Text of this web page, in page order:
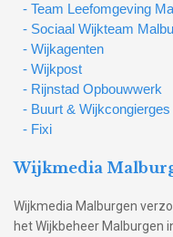
- Team Leefomgeving
- Sociaal Wijkteam
- Wijkagenten
- Wijkpost
- Rijnstad Opbouwwerk
- Buurt & Wijkcongierges
- Fixi
Wijkmedia
Wijkmedia Malburgen
het Wijkbeheer Malburgen